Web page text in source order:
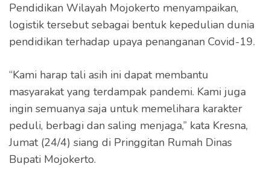
Pendidikan Wilayah Mojokerto menyampaikan,
logistik tersebut sebagai bentuk kepedulian dunia
pendidikan terhadap upaya penanganan Covid-19.
“Kami harap tali asih ini dapat membantu
masyarakat yang terdampak pandemi. Kami juga
ingin semuanya saja untuk memelihara karakter
peduli, berbagi dan saling menjaga,” kata Kresna,
Jumat (24/4) siang di Pringgitan Rumah Dinas
Bupati Mojokerto.